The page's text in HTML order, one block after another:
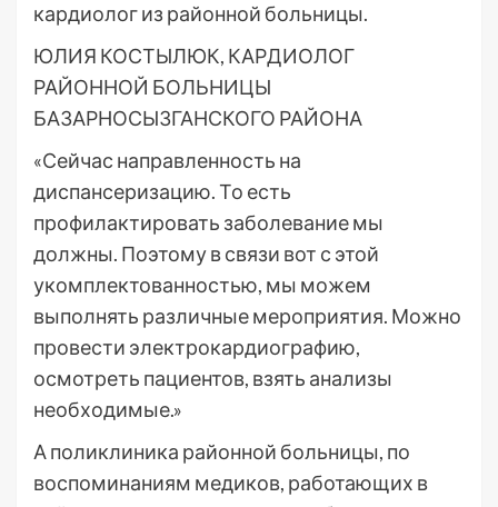
кардиолог из районной больницы.
ЮЛИЯ КОСТЫЛЮК, КАРДИОЛОГ
РАЙОННОЙ БОЛЬНИЦЫ
БАЗАРНОСЫЗГАНСКОГО РАЙОНА
«Сейчас направленность на
диспансеризацию. То есть
профилактировать заболевание мы
должны. Поэтому в связи вот с этой
укомплектованностью, мы можем
выполнять различные мероприятия. Можно
провести электрокардиографию,
осмотреть пациентов, взять анализы
необходимые.»
А поликлиника районной больницы, по
воспоминаниям медиков, работающих в